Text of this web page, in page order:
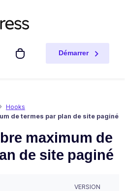
Mon panier
Démarrer
Hooks
de termes par plan de site paginé
maximum de
de site paginé
VERSION